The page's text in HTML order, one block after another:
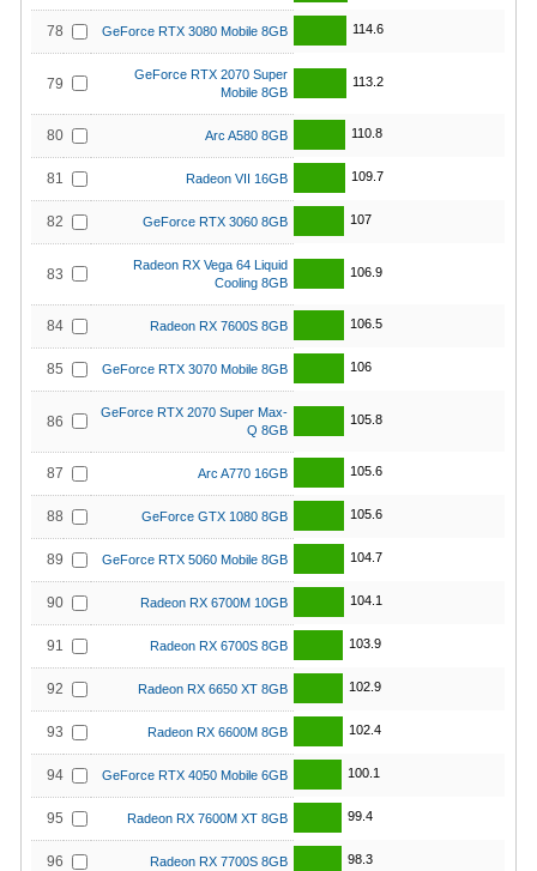
78 GeForce RTX 3080 Mobile 8GB 114.6
79
GeForce RTX 2070 Super
Mobile 8GB
113.2
80 Arc A580 8GB 110.8
81 Radeon VII 16GB 109.7
82 GeForce RTX 3060 8GB 107
83
Radeon RX Vega 64 Liquid
Cooling 8GB
106.9
84 Radeon RX 7600S 8GB 106.5
85 GeForce RTX 3070 Mobile 8GB 106
86
GeForce RTX 2070 Super Max-
Q 8GB
105.8
87 Arc A770 16GB 105.6
88 GeForce GTX 1080 8GB 105.6
89 GeForce RTX 5060 Mobile 8GB 104.7
90 Radeon RX 6700M 10GB 104.1
91 Radeon RX 6700S 8GB 103.9
92 Radeon RX 6650 XT 8GB 102.9
93 Radeon RX 6600M 8GB 102.4
94 GeForce RTX 4050 Mobile 6GB 100.1
95 Radeon RX 7600M XT 8GB 99.4
96 Radeon RX 7700S 8GB 98.3